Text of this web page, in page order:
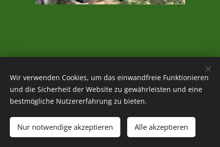
Holzmichl's Alpakas 2021 | alle Rechte vorbehalten
Allgemeine Geschäftsbedingungen Cookies
Wir verwenden Cookies, um das einwandfreie Funktionieren
und die Sicherheit der Website zu gewährleisten und eine
bestmögliche Nutzererfahrung zu bieten.
Nur notwendige akzeptieren Alle akzeptieren